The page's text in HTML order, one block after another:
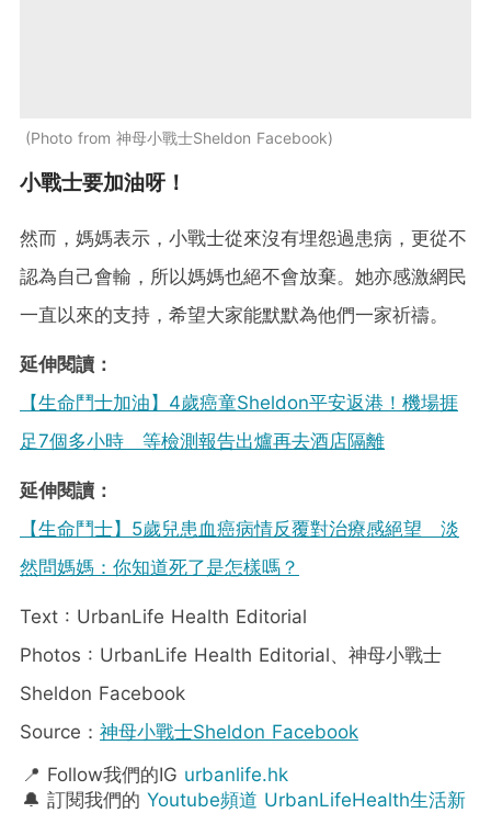
Photo from 神母小戰士Sheldon Facebook
小戰士要加油呀！
然而，媽媽表示，小戰士從來沒有埋怨過患病，更從不
認為自己會輸，所以媽媽也絕不會放棄。她亦感激網民
一直以來的支持，希望大家能默默為他們一家祈禱。
延伸閱讀：
【生命鬥士加油】4歲癌童Sheldon平安返港！機場捱
足7個多小時 等檢測報告出爐再去酒店隔離
延伸閱讀：
【生命鬥士】5歲兒患血癌病情反覆對治療感絕望 淡
然問媽媽：你知道死了是怎樣嗎？
Text : UrbanLife Health Editorial
Photos : UrbanLife Health Editorial、神母小戰士
Sheldon Facebook
Source： 神母小戰士Sheldon Facebook
📍 Follow我們的IG urbanlife.hk
🔔 訂閱我們的 Youtube頻道 UrbanLifeHealth生活新